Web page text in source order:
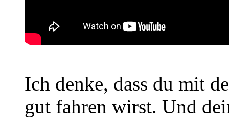
Ich denke, dass du mit
gut fahren wirst. Und